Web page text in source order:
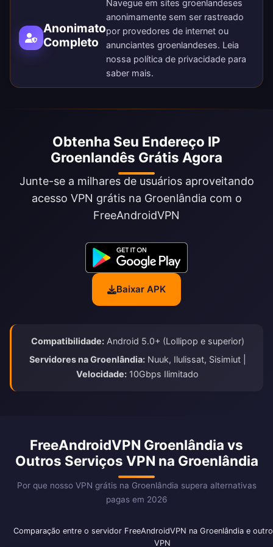
Anonimato
Completo
Navegue em sites groenlandeses
anonimamente sem ser rastreado
por provedores de internet ou
anunciantes groenlandeses. Leia
nossa política de privacidade para
saber mais.
Obtenha Seu Endereço IP
Groenlandês Grátis Agora
Junte-se a milhares de usuários aproveitando
acesso VPN grátis na Groenlândia com o
FreeAndroidVPN
Baixar APK
Compatibilidade:Android 5.0+ (Lollipop e superior)
Servidores na Groenlândia:Nuuk, Ilulissat, Sisimiut |
Velocidade: 10Gbps Ilimitado
FreeAndroidVPN Groenlândia vs
Outros Serviços VPN na Groenlândia
Por que nosso VPN grátis na Groenlândia supera alternativas
pagas em 2026
Comparação entre o servidor FreeAndroidVPN na Groenlândia e
VPN